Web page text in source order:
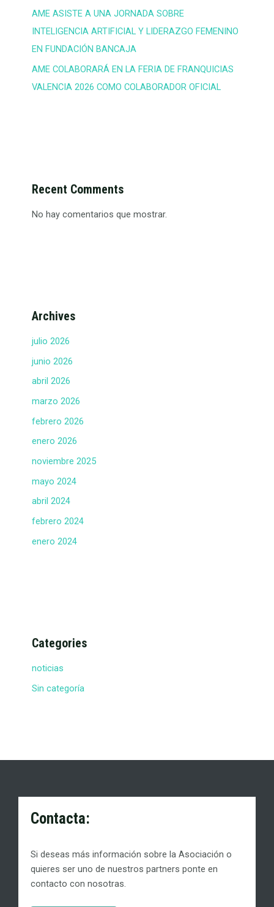
AME ASISTE A UNA JORNADA SOBRE
INTELIGENCIA ARTIFICIAL Y LIDERAZGO FEMENINO
EN FUNDACIÓN BANCAJA
AME COLABORARÁ EN LA FERIA DE FRANQUICIAS
VALENCIA 2026 COMO COLABORADOR OFICIAL
Recent Comments
No hay comentarios que mostrar.
Archives
julio 2026
junio 2026
abril 2026
marzo 2026
febrero 2026
enero 2026
noviembre 2025
mayo 2024
abril 2024
febrero 2024
enero 2024
Categories
noticias
Sin categoría
Contacta:
Si deseas más información sobre la Asociación o
quieres ser uno de nuestros partners ponte en
contacto con nosotras.